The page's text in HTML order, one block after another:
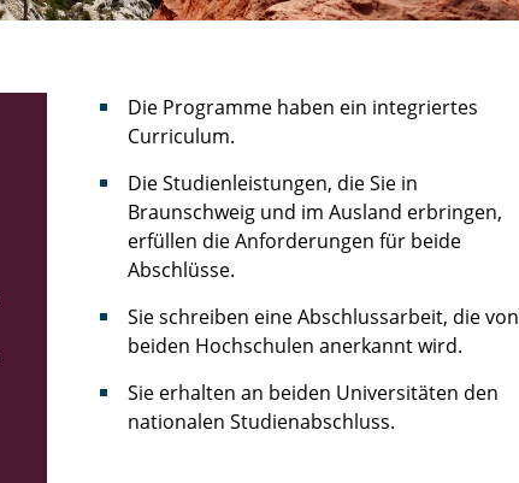
Die Programme haben ein integriertes
Curriculum.
Die Studienleistungen, die Sie in
Braunschweig und im Ausland erbringen,
erfüllen die Anforderungen für beide
Abschlüsse.
Sie schreiben eine Abschlussarbeit, die von
beiden Hochschulen anerkannt wird.
Sie erhalten an beiden Universitäten den
nationalen Studienabschluss.